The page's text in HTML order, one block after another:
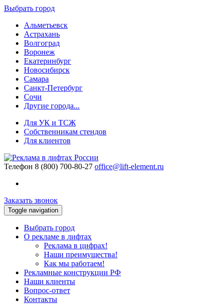
Выбрать город
Альметьевск
Астрахань
Волгоград
Воронеж
Екатеринбург
Новосибирск
Самара
Санкт-Петербург
Сочи
Другие города...
Для УК и ТСЖ
Собственникам стендов
Для клиентов
Телефон 8 (800) 700-80-27 office@lift-element.ru
Заказать звонок
Toggle navigation
Выбрать город
О рекламе в лифтах
Реклама в цифрах!
Наши преимущества!
Как мы работаем!
Рекламные конструкции РФ
Наши клиенты
Вопрос-ответ
Контакты